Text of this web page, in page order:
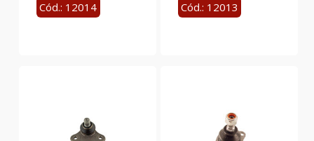
Cód.: 12014 Cód.: 12013